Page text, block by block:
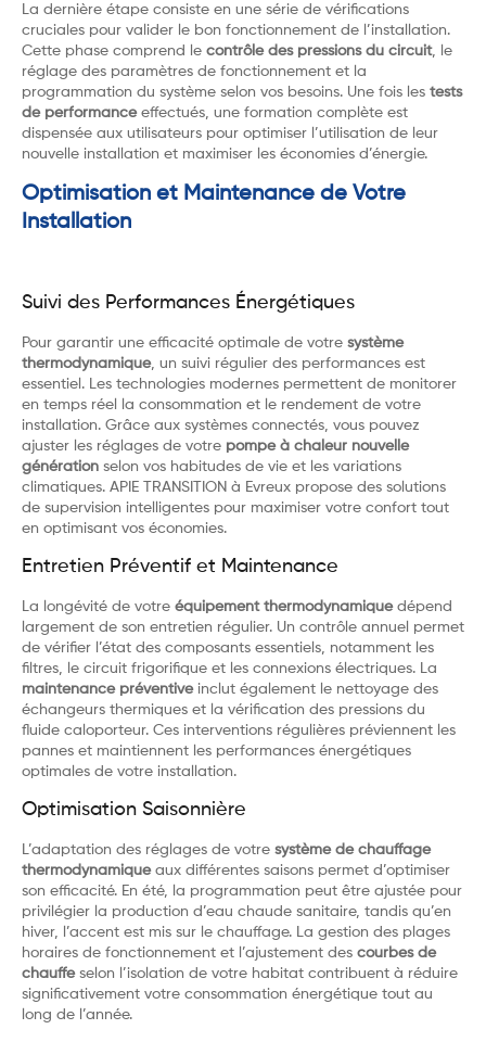
La dernière étape consiste en une série de vérifications
cruciales pour valider le bon fonctionnement de l’installation.
Cette phase comprend le contrôle des pressions du circuit, le
réglage des paramètres de fonctionnement et la
programmation du système selon vos besoins. Une fois les tests
de performanceeffectués, une formation complète est
dispensée aux utilisateurs pour optimiser l’utilisation de leur
nouvelle installation et maximiser les économies d’énergie.
Optimisation et Maintenance de Votre
Installation
Suivi des Performances Énergétiques
Pour garantir une efficacité optimale de votre système
thermodynamique, un suivi régulier des performances est
essentiel. Les technologies modernes permettent de monitorer
en temps réel la consommation et le rendement de votre
installation. Grâce aux systèmes connectés, vous pouvez
ajuster les réglages de votre pompe à chaleur nouvelle
génération selon vos habitudes de vie et les variations
climatiques. APIE TRANSITION à Evreux propose des solutions
de supervision intelligentes pour maximiser votre confort tout
en optimisant vos économies.
Entretien Préventif et Maintenance
La longévité de votre équipement thermodynamiquedépend
largement de son entretien régulier. Un contrôle annuel permet
de vérifier l’état des composants essentiels, notamment les
filtres, le circuit frigorifique et les connexions électriques. La
maintenance préventiveinclut également le nettoyage des
échangeurs thermiques et la vérification des pressions du
fluide caloporteur. Ces interventions régulières préviennent les
pannes et maintiennent les performances énergétiques
optimales de votre installation.
Optimisation Saisonnière
L’adaptation des réglages de votre système de chauffage
thermodynamiqueaux différentes saisons permet d’optimiser
son efficacité. En été, la programmation peut être ajustée pour
privilégier la production d’eau chaude sanitaire, tandis qu’en
hiver, l’accent est mis sur le chauffage. La gestion des plages
horaires de fonctionnement et l’ajustement des courbes de
chauffeselon l’isolation de votre habitat contribuent à réduire
significativement votre consommation énergétique tout au
long de l’année.